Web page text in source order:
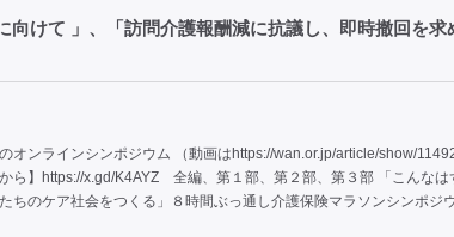
向けて 」、「訪問介護報酬減に抗議し、即時撤回を求
オンラインシンポジウム （動画はhttps://wan.or.jp/article/show/11492
ら】https://x.gd/K4AYZ 全編、第１部、第２部、第３部 「こんなは
ちのケア社会をつくる」８時間ぶっ通し介護保険マラソンシンポジ